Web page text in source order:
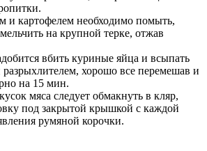
и картофелем необходимо помыть,
на крупной терке, отжав
вбить куриные яйца и всыпать
хорошо все перемешав и
на 15 мин.
мяса следует обмакнуть в кляр,
под закрытой крышкой с каждой
румяной корочки.